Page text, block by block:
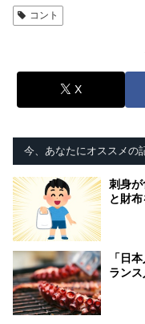
コント
X
今、あなたにオススメの
刺身が
と財
「日
ラン